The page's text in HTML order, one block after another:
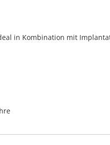
in Kombination mit